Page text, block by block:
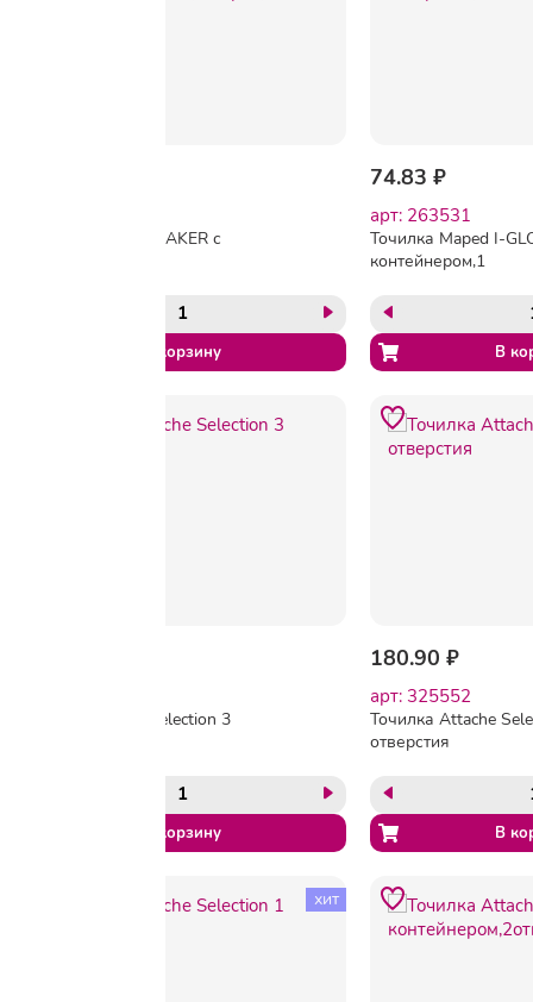
Точилка Maped SHAKER с
74.83 ₽
арт: 263531
Точилка Maped I-
контейнером,1
Точилка Attache Selection 3
180.90 ₽
арт: 325552
Точилка Attache
отверстия
хит